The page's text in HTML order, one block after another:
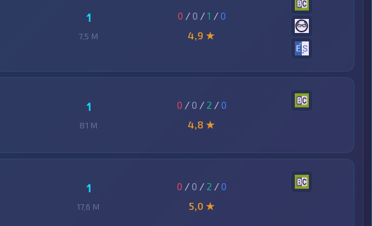
1
7,5 M
0 / 0 /1 /0
4,9 ★
1
81 M
0 / 0 / 2 /0
4,8 ★
1
17,6 M
0 / 0 / 2 /0
5,0 ★